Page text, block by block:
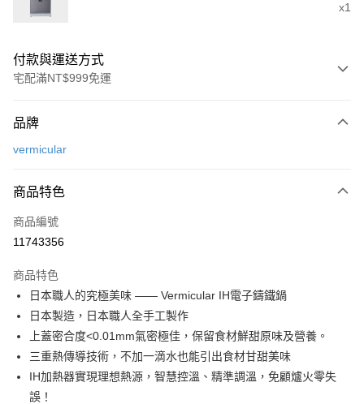
x1
付款與運送方式
宅配滿NT$999免運
信用卡一次付款
3 期 0 利率 每期
合作金庫商業銀行
上海商業儲蓄銀行
臺灣中小企業銀行
匯豐（台灣）商業銀行
華泰商業銀行
聯邦商業銀行
元大商業銀行
永豐商業銀行
玉山商業銀行
星展（台灣）商業銀行
台灣樂天信用卡公司
合作金庫商業銀行
上海商業儲蓄銀行
國泰世華商業銀行
兆豐國際商業銀行
匯豐（台灣）商業銀行
聯邦商業銀行
遠東國際商業銀行
元大商業銀行
永豐商業銀行
玉山商業銀行
星展（台灣）商業銀行
台新國際商業銀行
即享券
LINE Pay
Apple Pay
街口支付
Google Pay
ATM付款
品牌
vermicular
商品特色
商品編號
11743356
商品特色
日本職人的究極美味 —— Vermicular IH電子鑄鐵鍋
日本製造，日本職人全手工製作
上蓋密合度<0.01mm氣密極佳，保留食材鮮甜原味及營養。
三重熱傳導技術，不加一滴水也能引出食材甘甜美味
IH加熱器實現理想熱源，智慧控溫、精準調溫，免顧爐火零失
誤！